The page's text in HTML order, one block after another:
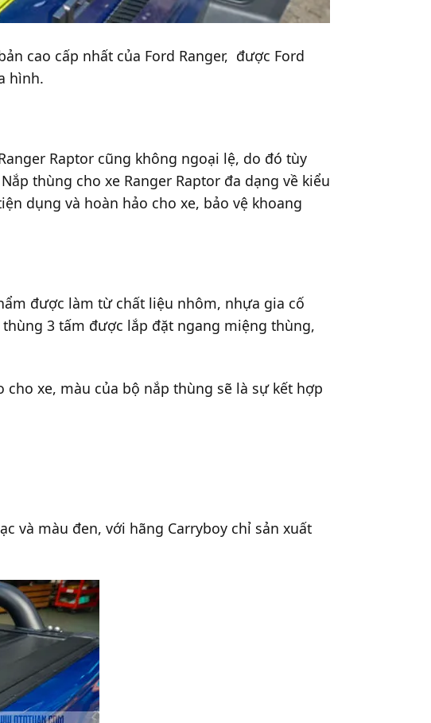
cao cấp nhất của Ford Ranger, được Ford
hình.
Raptor cũng không ngoại lệ, do đó tùy
thùng cho xe Ranger Raptor đa dạng về kiểu
dụng và hoàn hảo cho xe, bảo vệ khoang
được làm từ chất liệu nhôm, nhựa gia cố
3 tấm được lắp đặt ngang miệng thùng,
xe, màu của bộ nắp thùng sẽ là sự kết hợp
và màu đen, với hãng Carryboy chỉ sản xuất